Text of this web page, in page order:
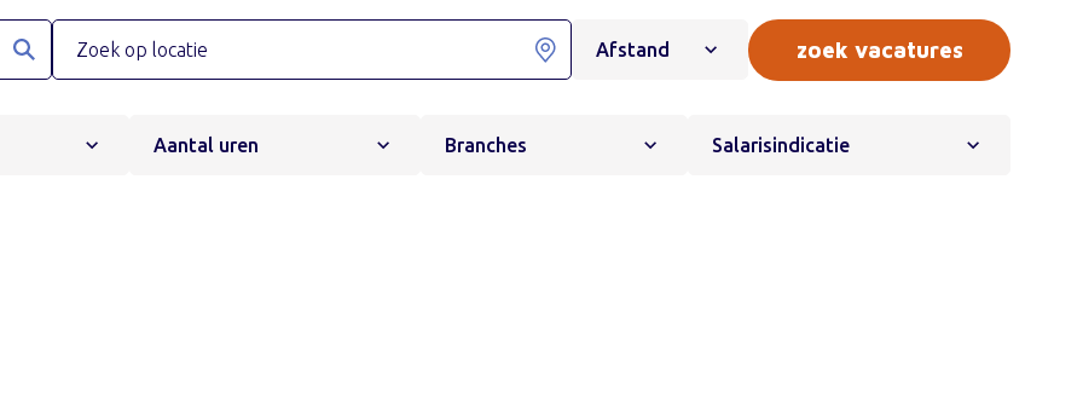
Afstand
Aantal uren Branches Salarisindicatie